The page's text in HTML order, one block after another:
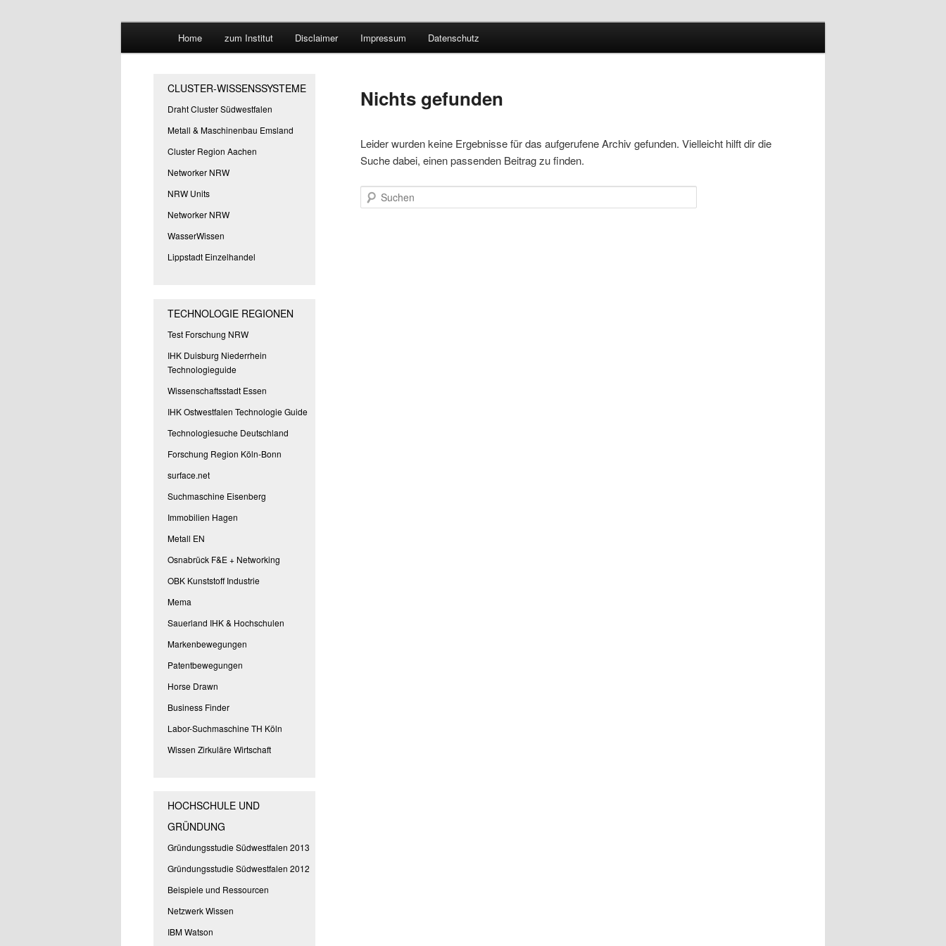
Zum
Inhalt
Zum
Inhalt
Home zum Institut Disclaimer Impressum Datenschutz
Nichts gefunden
Leider wurden keine Ergebnisse für das aufgerufene Archiv gefunden. Vielleicht hilft dir die
Suche dabei, einen passenden Beitrag zu finden.
Suchen
CLUSTER-WISSENSSYSTEME
Draht Cluster Südwestfalen
Metall & Maschinenbau Emsland
Cluster Region Aachen
Networker NRW
NRW Units
Networker NRW
WasserWissen
Lippstadt Einzelhandel
TECHNOLOGIE REGIONEN
Test Forschung NRW
IHK Duisburg Niederrhein
Technologieguide
Wissenschaftsstadt Essen
IHK Ostwestfalen Technologie Guide
Technologiesuche Deutschland
Forschung Region Köln-Bonn
surface.net
Suchmaschine Eisenberg
Immobilien Hagen
Metall EN
Osnabrück F&E + Networking
OBK Kunststoff Industrie
Mema
Sauerland IHK & Hochschulen
Markenbewegungen
Patentbewegungen
Horse Drawn
Business Finder
Labor-Suchmaschine TH Köln
Wissen Zirkuläre Wirtschaft
HOCHSCHULE UND
GRÜNDUNG
Gründungsstudie Südwestfalen 2013
Gründungsstudie Südwestfalen 2012
Beispiele und Ressourcen
Netzwerk Wissen
IBM Watson